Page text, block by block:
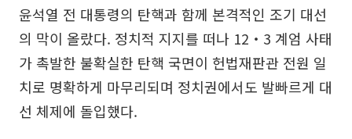
윤석열 전 대통령의 탄핵과 함께 본격적인 조기 대선
의 막이 올랐다. 정치적 지지를 떠나 12‧3 계엄 사태
가 촉발한 불확실한 탄핵 국면이 헌법재판관 전원 일
치로 명확하게 마무리되며 정치권에서도 발빠르게 대
선 체제에 돌입했다.